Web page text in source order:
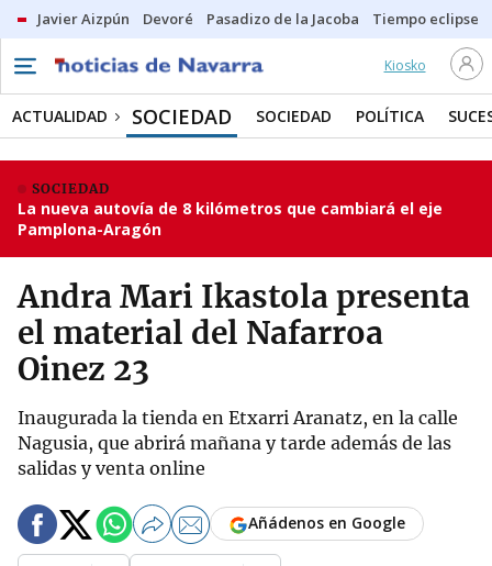
Javier Aizpún Devoré Pasadizo de la Jacoba Tiempo eclipse
Kiosko
ACTUALIDAD SOCIEDAD SOCIEDAD POLÍTICA
SOCIEDAD
La nueva autovía de 8 kilómetros que cambiará el eje
Pamplona-Aragón
Andra Mari Ikastola presenta
el material del Nafarroa
Oinez 23
Inaugurada la tienda en Etxarri Aranatz, en la calle
Nagusia, que abrirá mañana y tarde además de las
salidas y venta online
Añádenos en Google